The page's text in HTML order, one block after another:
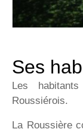
Ses
Les
Roussiérois.
La Roussière